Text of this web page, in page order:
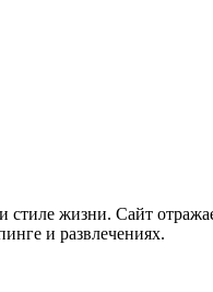
жизни. Сайт
и развлечениях.